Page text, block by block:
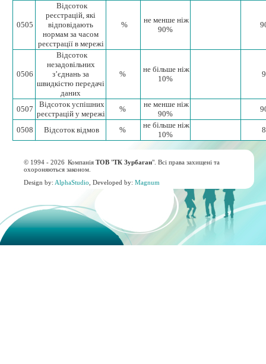
0505
Відсоток
реєстрацій, які
відповідають
нормам за часом
реєстрації в мережі
%
не менше ніж
90%
0506
Відсоток
незадовільних
з’єднань за
швидкістю передачі
даних
%
не більше ніж
10%
9
0507
Відсоток успішних
реєстрацій у мережі
%
не менше ніж
90%
0508 Відсоток відмов %
не більше ніж
10%
8
© 1994 - 2026 КомпаніяТОВ "ТК Зурбаган". Всі права захищені та
охороняються законом.
Design by: AlphaStudio , Developed by:Magnum